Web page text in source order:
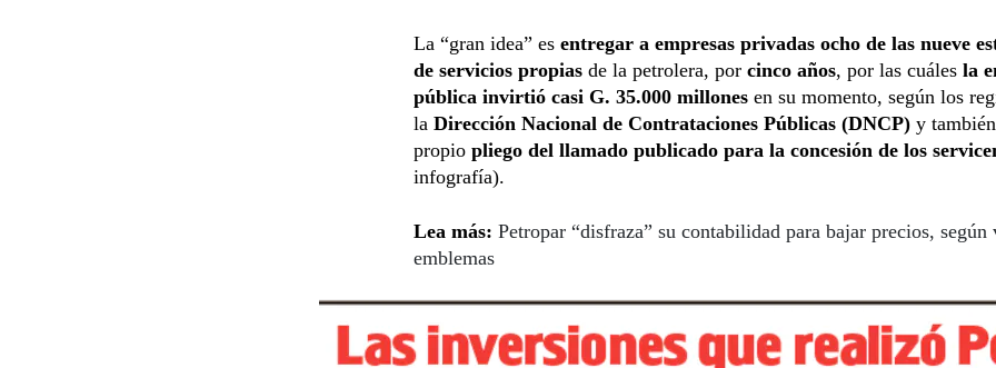
La “gran idea” es entregar a empresas privadas ocho de las nueve
de servicios propias de la petrolera, por cinco años, por las cuáles la
pública invirtió casi G. 35.000 millones en su momento, según los
la Dirección Nacional de Contrataciones Públicas (DNCP) y
propio pliego del llamado publicado para la concesión de los
infografía).
Lea más: Petropar “disfraza” su contabilidad para bajar precios, según
emblemas